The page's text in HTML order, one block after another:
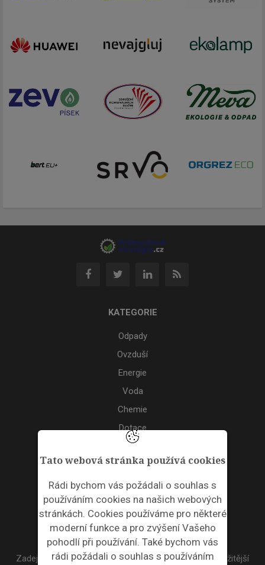
Tato webová stránka používá cookies
Rádi bychom vás požádali o souhlas s
používáním cookies na našich webových
stránkách. Cookies používáme pro některé
moderní funkce a pro zvýšení Vašeho
pohodlí při používání. Také bychom vás
rádi požádali o souhlas s používáním
KATEGORIE
Odpady
Ovzduší
Energie
Voda
Chemie
Dotace
Akce
ODPADNÍ PLASTY
NEWSLETTER
Zadejte váš email a my Vám budeme zasílat ty nejdůležitější